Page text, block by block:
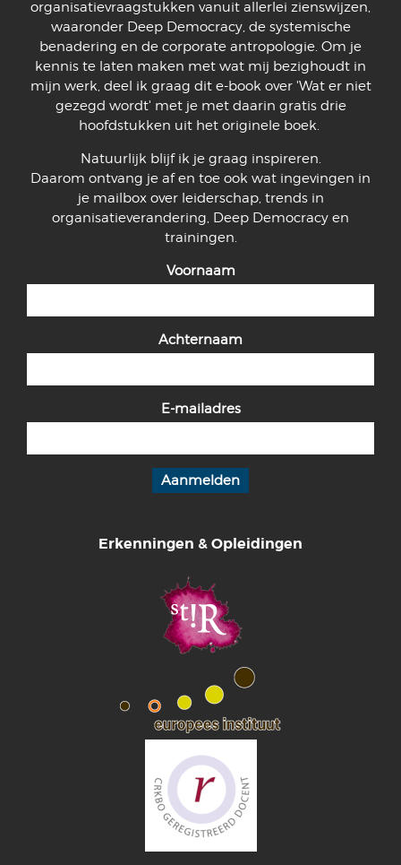
organisatievraagstukken vanuit allerlei zienswijzen,
waaronder Deep Democracy, de systemische
benadering en de corporate antropologie. Om je
kennis te laten maken met wat mij bezighoudt in
mijn werk, deel ik graag dit e-book over 'Wat er niet
gezegd wordt' met je met daarin gratis drie
hoofdstukken uit het originele boek.
Natuurlijk blijf ik je graag inspireren.
Daarom ontvang je af en toe ook wat ingevingen in
je mailbox over leiderschap, trends in
organisatieverandering, Deep Democracy en
trainingen.
Voornaam
Achternaam
E-mailadres
Erkenningen & Opleidingen